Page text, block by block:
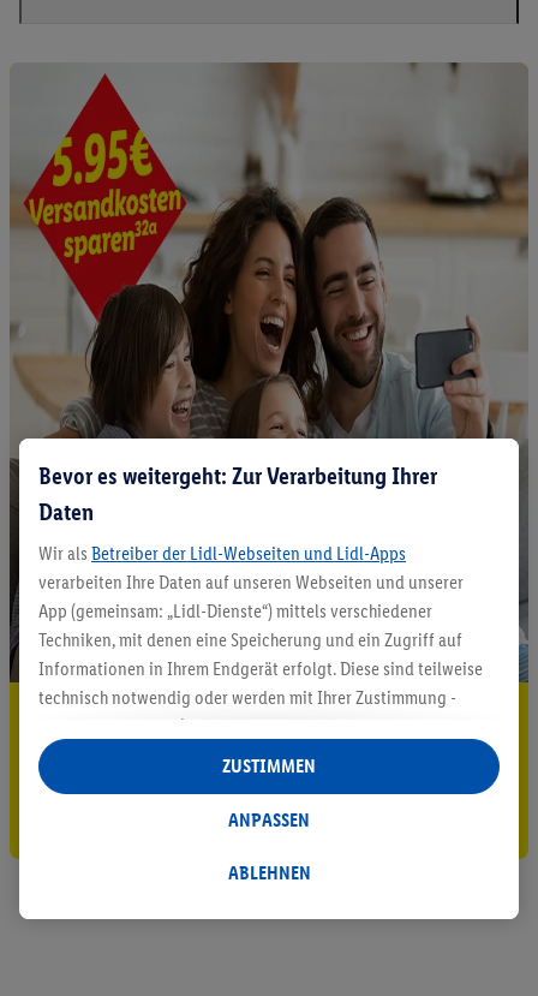
5.95 € Versand sparen³²ᵃ
Jetzt zum Newsletter anmelden
Gutschein sichern!
Bevor es weitergeht: Zur Verarbeitung Ihrer
Daten
Wir als Betreiber der Lidl-Webseiten und Lidl-Apps
verarbeiten Ihre Daten auf unseren Webseiten und unserer
App (gemeinsam: „Lidl-Dienste“) mittels verschiedener
Techniken, mit denen eine Speicherung und ein Zugriff auf
Informationen in Ihrem Endgerät erfolgt. Diese sind teilweise
technisch notwendig oder werden mit Ihrer Zustimmung -
auch durch Partner (u.a.
Verantwortliche; im Zusammenhang mit dem IAB TCF
insgesamt
Statistik-Erstellung oder für personalisierte Werbung
Datenverarbeitungen für personalisierte Werbung werden
ABLEHNEN
ANPASSEN
ZUSTIMMEN